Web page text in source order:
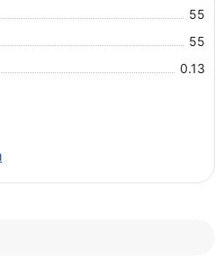
55
55
0.13